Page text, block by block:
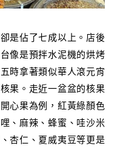
是佔了七成以上。店後
像是預拌水泥機的烘烤
時拿著類似華人滾元宵
果。走近一盆盆的核果
心果為例，紅黃綠顏色
、麻辣、蜂蜜、哇沙米
杏仁、夏威夷豆等更是